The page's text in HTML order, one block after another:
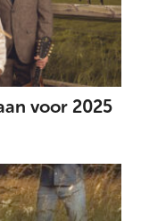
voor 2025